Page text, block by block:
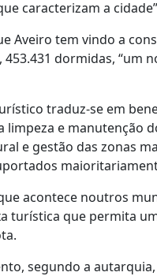
caracterizam a
Aveiro tem vindo a
453.431 dormidas,
traduz-se em
limpeza e manutenção
e gestão das zonas
acontece noutros
turística que permita
segundo a